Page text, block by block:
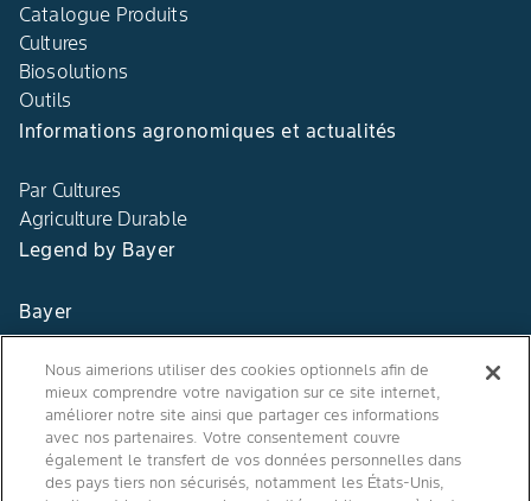
Catalogue Produits
Cultures
Biosolutions
Outils
Informations agronomiques et actualités
Par Cultures
Agriculture Durable
Legend by Bayer
Bayer
Contact
Qui sommes nous ?
Nous aimerions utiliser des cookies optionnels afin de
mieux comprendre votre navigation sur ce site internet,
améliorer notre site ainsi que partager ces informations
avec nos partenaires. Votre consentement couvre
également le transfert de vos données personnelles dans
des pays tiers non sécurisés, notamment les États-Unis,